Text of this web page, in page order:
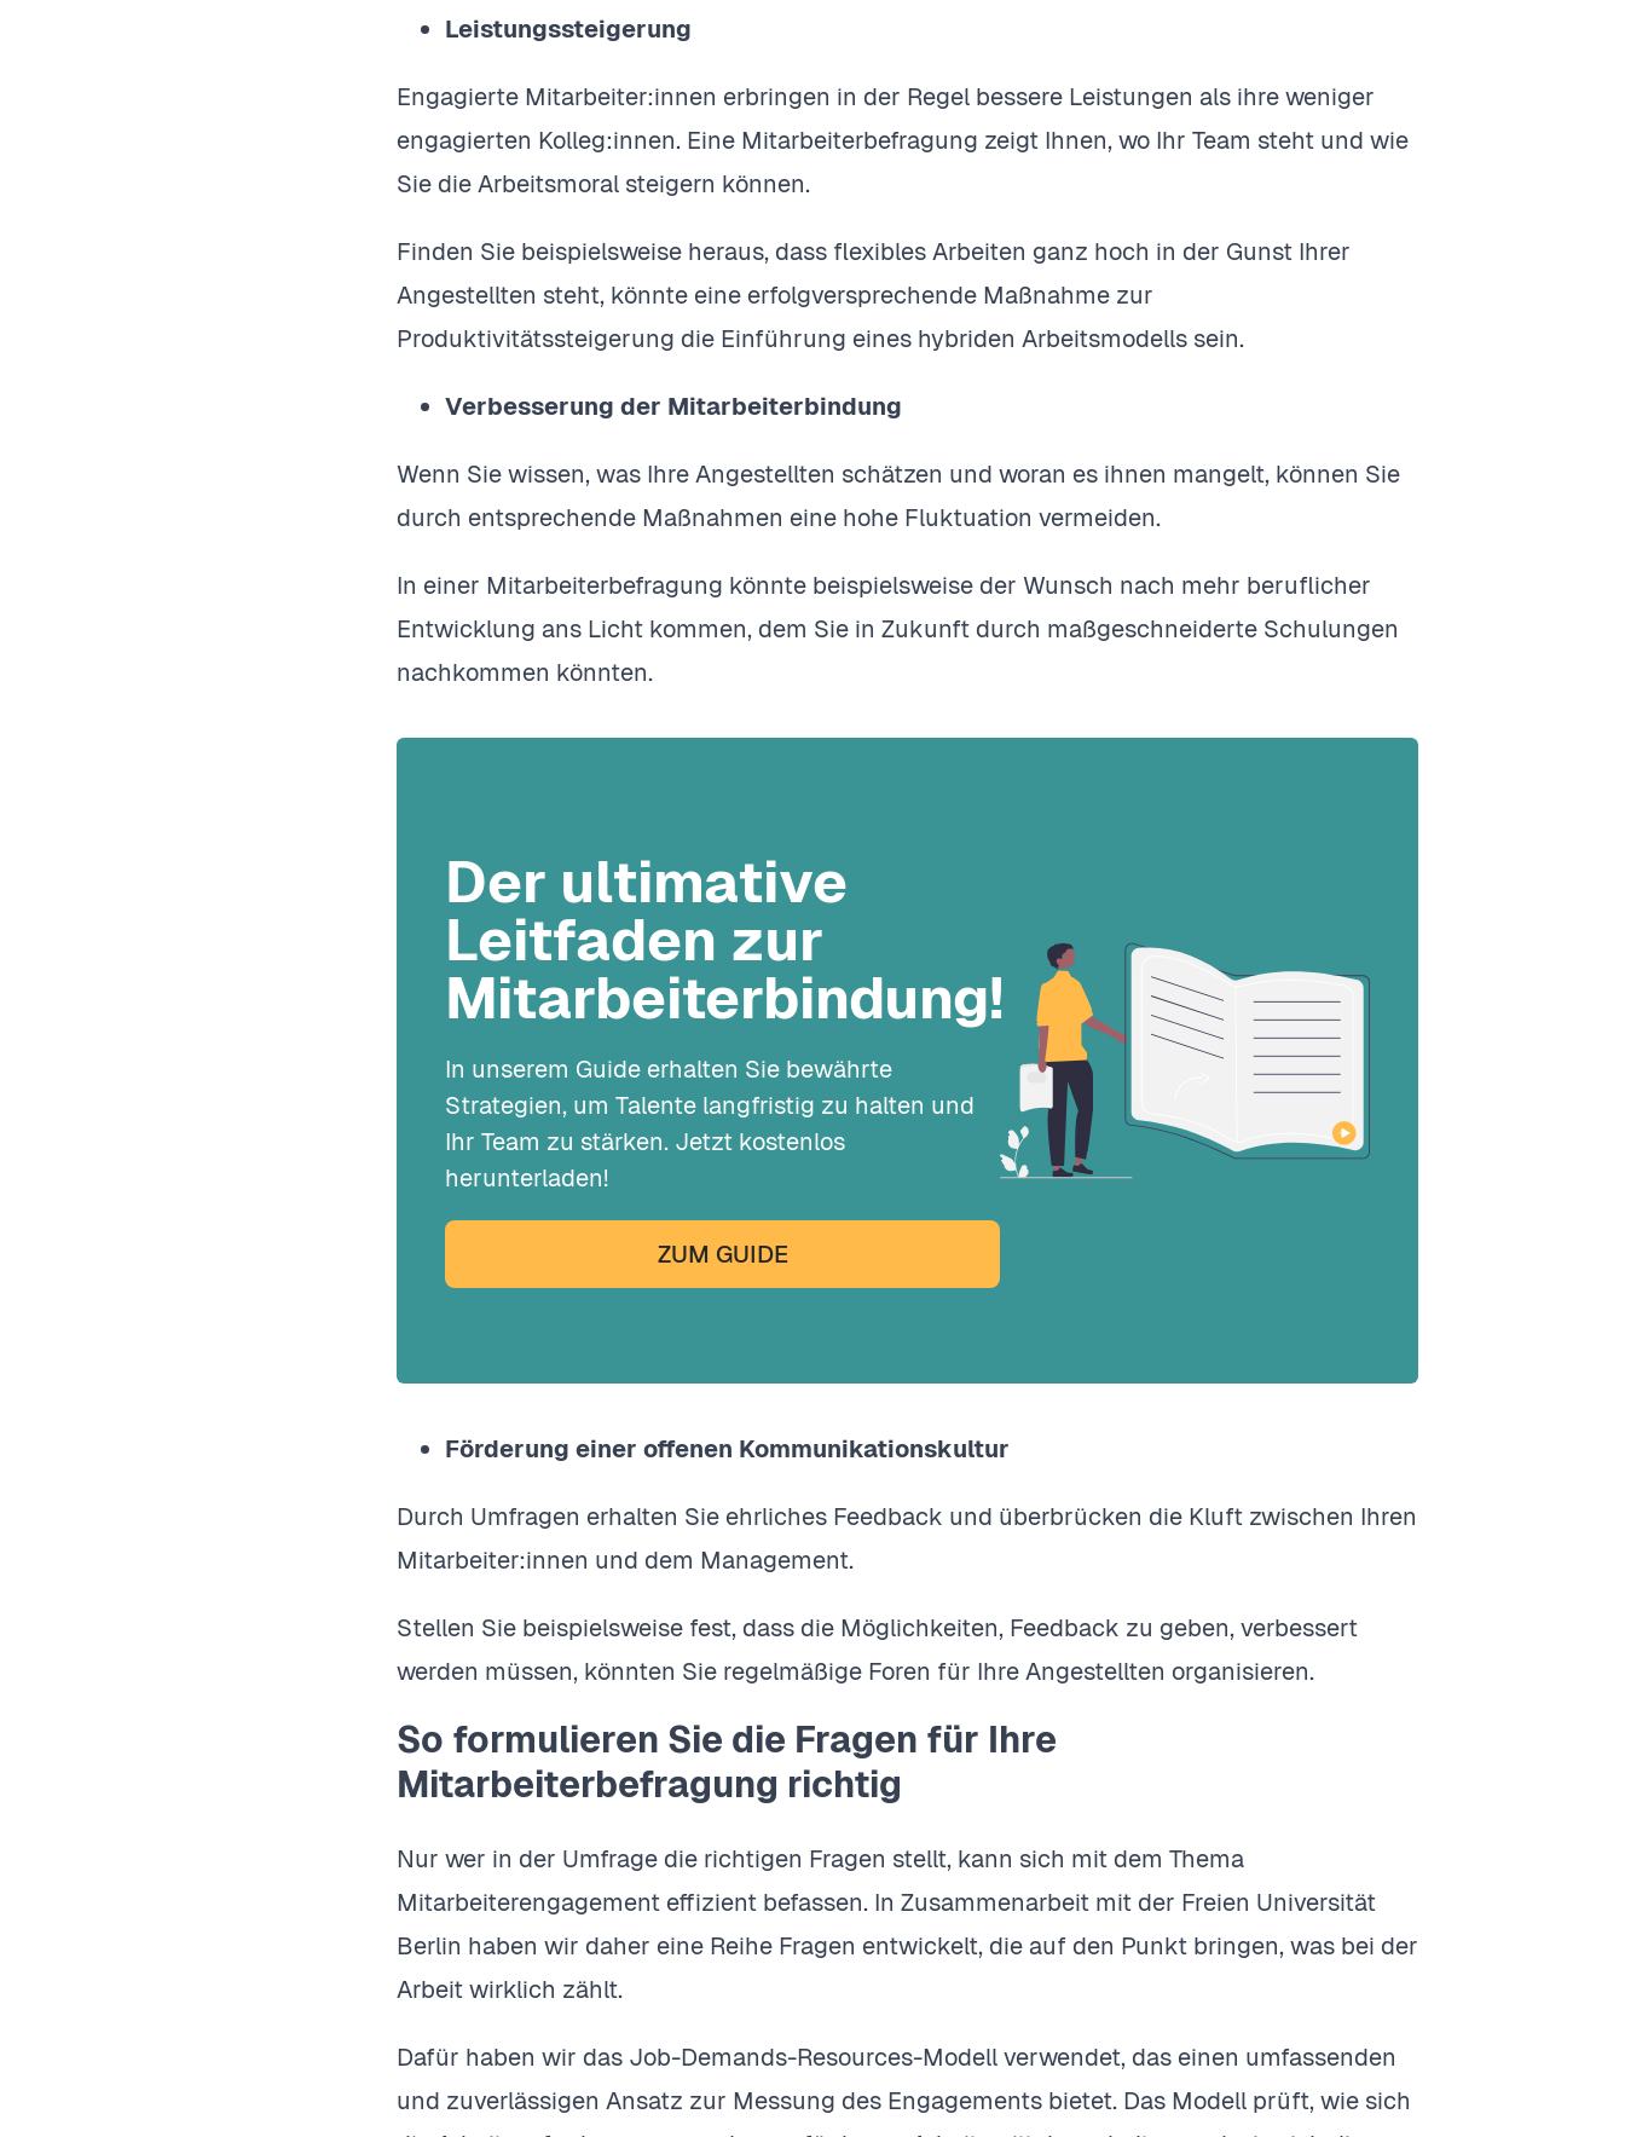
Leistungssteigerung
Engagierte Mitarbeiter:innen erbringen in der Regel bessere Leistungen als ihre weniger
engagierten Kolleg:innen. Eine Mitarbeiterbefragung zeigt Ihnen, wo Ihr Team steht und wie
Sie die Arbeitsmoral steigern können.
Finden Sie beispielsweise heraus, dass flexibles Arbeiten ganz hoch in der Gunst Ihrer
Angestellten steht, könnte eine erfolgversprechende Maßnahme zur
Produktivitätssteigerung die Einführung eines hybriden Arbeitsmodells sein.
Verbesserung der Mitarbeiterbindung
Wenn Sie wissen, was Ihre Angestellten schätzen und woran es ihnen mangelt, können Sie
durch entsprechende Maßnahmen eine hohe Fluktuation vermeiden.
In einer Mitarbeiterbefragung könnte beispielsweise der Wunsch nach mehr beruflicher
Entwicklung ans Licht kommen, dem Sie in Zukunft durch maßgeschneiderte Schulungen
nachkommen könnten.
Der ultimative
Leitfaden zur
Mitarbeiterbindung!
In unserem Guide erhalten Sie bewährte
Strategien, um Talente langfristig zu halten und
Ihr Team zu stärken. Jetzt kostenlos
herunterladen!
ZUM GUIDE
Förderung einer offenen Kommunikationskultur
Durch Umfragen erhalten Sie ehrliches Feedback und überbrücken die Kluft zwischen Ihren
Mitarbeiter:innen und dem Management.
Stellen Sie beispielsweise fest, dass die Möglichkeiten, Feedback zu geben, verbessert
werden müssen, könnten Sie regelmäßige Foren für Ihre Angestellten organisieren.
So formulieren Sie die Fragen für Ihre
Mitarbeiterbefragung richtig
Nur wer in der Umfrage die richtigen Fragen stellt, kann sich mit dem Thema
Mitarbeiterengagement effizient befassen. In Zusammenarbeit mit der Freien Universität
Berlin haben wir daher eine Reihe Fragen entwickelt, die auf den Punkt bringen, was bei der
Arbeit wirklich zählt.
Dafür haben wir das Job-Demands-Resources-Modell verwendet, das einen umfassenden
und zuverlässigen Ansatz zur Messung des Engagements bietet. Das Modell prüft, wie sich